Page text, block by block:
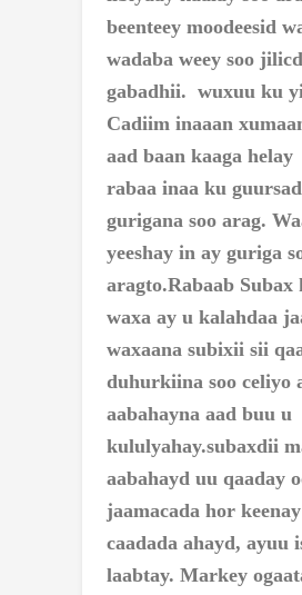
beenteey moodeesid
wadaba weey soo
gabadhii. wuxuu ku
Cadiim inaaan
aad baan kaaga
rabaa inaa ku
gurigana soo arag.
yeeshay in ay guriga
aragto.Rabaab Subax
waxa ay u kalahdaa
waxaana subixii sii
duhurkiina soo celiyo
aabahayna aad buu u
kululyahay.subaxdii
aabahayd uu qaaday
jaamacada hor
caadada ahayd, ayuu
laabtay. Markey